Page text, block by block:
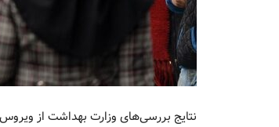
نتایج بررسی‌های وزارت بهداشت از